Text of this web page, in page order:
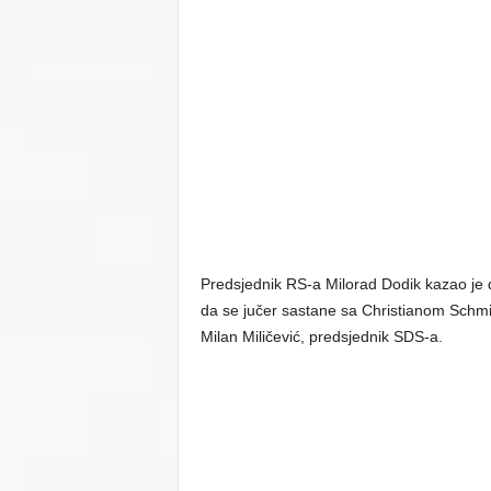
Predsjednik RS-a Milorad Dodik kazao
da se jučer sastane sa Christianom
Milan Miličević, predsjednik SDS-a.